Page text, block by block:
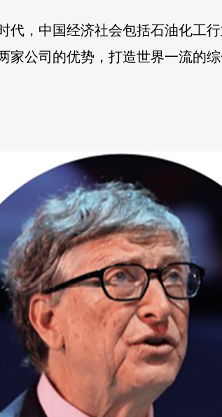
代，中国经济社会包括石油化工
家公司的优势，打造世界一流的